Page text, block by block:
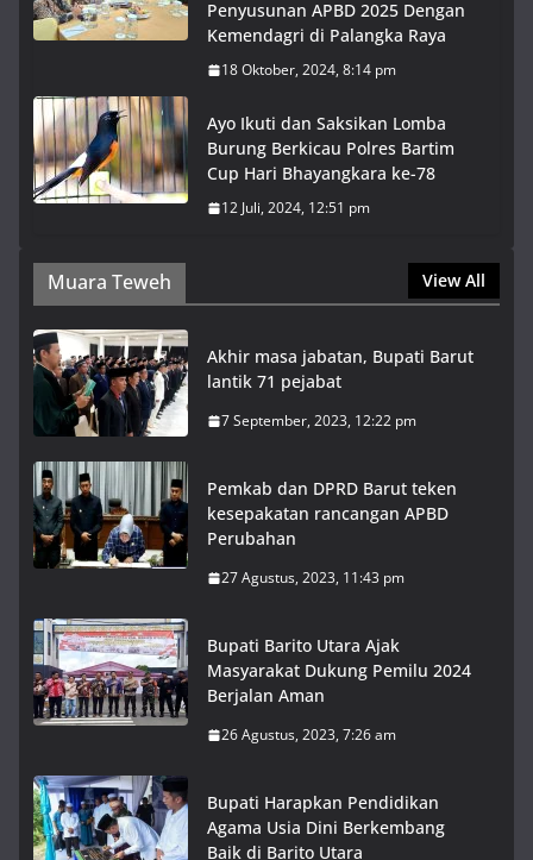
Penyusunan APBD 2025 Dengan
Kemendagri di Palangka Raya
18 Oktober, 2024, 8:14 pm
Ayo Ikuti dan Saksikan Lomba
Burung Berkicau Polres Bartim
Cup Hari Bhayangkara ke-78
12 Juli, 2024, 12:51 pm
Muara Teweh View All
Akhir masa jabatan, Bupati Barut
lantik 71 pejabat
7 September, 2023, 12:22 pm
Pemkab dan DPRD Barut teken
kesepakatan rancangan APBD
Perubahan
27 Agustus, 2023, 11:43 pm
Bupati Barito Utara Ajak
Masyarakat Dukung Pemilu 2024
Berjalan Aman
26 Agustus, 2023, 7:26 am
Bupati Harapkan Pendidikan
Agama Usia Dini Berkembang
Baik di Barito Utara